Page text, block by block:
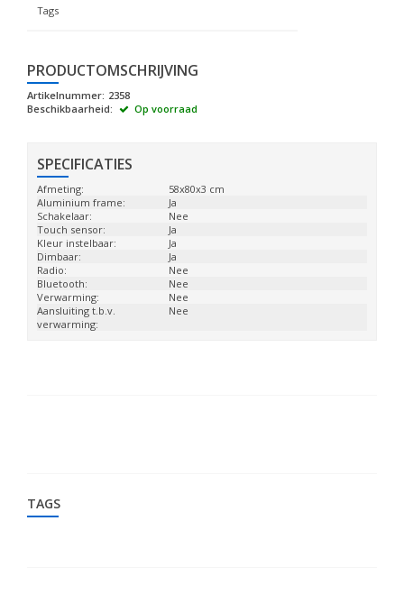
Tags
PRODUCTOMSCHRIJVING
Artikelnummer: 2358
Beschikbaarheid:
Op voorraad
SPECIFICATIES
Afmeting:
58x80x3 cm
Aluminium frame:
Ja
Schakelaar:
Nee
Touch sensor:
Ja
Kleur instelbaar:
Ja
Dimbaar:
Ja
Radio:
Nee
Bluetooth:
Nee
Verwarming:
Nee
Aansluiting t.b.v.
verwarming:
Nee
TAGS